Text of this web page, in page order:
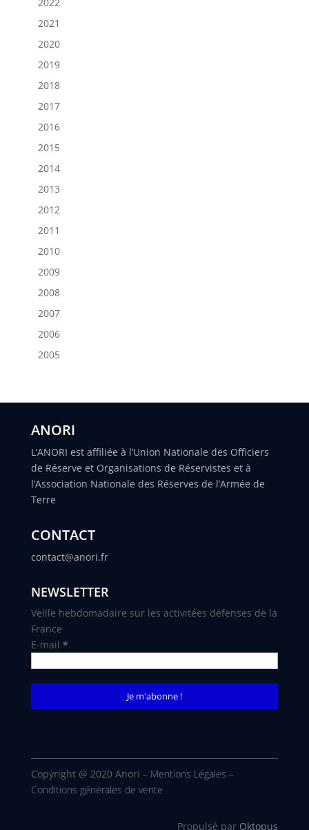
2021
2020
2019
2018
2017
2016
2015
2014
2013
2012
2011
2010
2009
2008
2007
2006
2005
ANORI
L’ANORI est affiliée à l’Union Nationale des Officiers
de Réserve et Organisations de Réservistes et à
l’Association Nationale des Réserves de l’Armée de
Terre
CONTACT
contact@anori.fr
NEWSLETTER
Veille hebdomadaire sur les activitées défenses de la
France
E-mail *
Copyright @ 2020 Anori – Mentions Légales –
Conditions générales de vente
Propulsé par Oktopus